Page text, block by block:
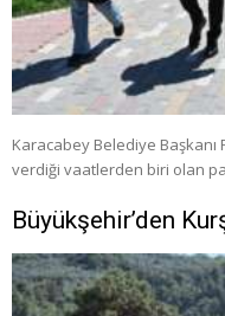
Karacabey Belediye Başkanı
verdiği vaatlerden biri olan
Büyükşehir’den